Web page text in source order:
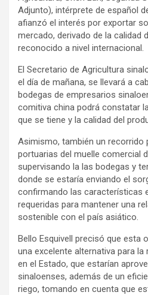
Adjunto), intérprete de español
afianzó el interés por exportar
mercado, derivado de la calidad
reconocido a nivel internacional.
El Secretario de Agricultura
el día de mañana, se llevará a
bodegas de empresarios
comitiva china podrá constatar
que se tiene y la calidad del
Asimismo, también un recorrido
portuarias del muelle comercial
supervisando la las bodegas y
donde se estaría enviando el
confirmando las características
requeridas para mantener una
sostenible con el país asiático.
Bello Esquivell precisó que esta
una excelente alternativa para
en el Estado, que estarían
sinaloenses, además de un
riego, tomando en cuenta que